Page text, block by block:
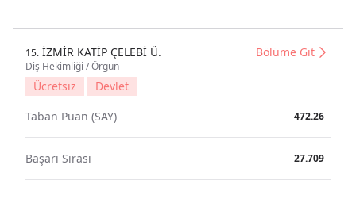
15. İZMİR KATİP ÇELEBİ Ü.
Diş Hekimliği / Örgün
Bölüme Git
Ücretsiz
Devlet
Taban Puan (SAY)
472.26
Başarı Sırası 27.709